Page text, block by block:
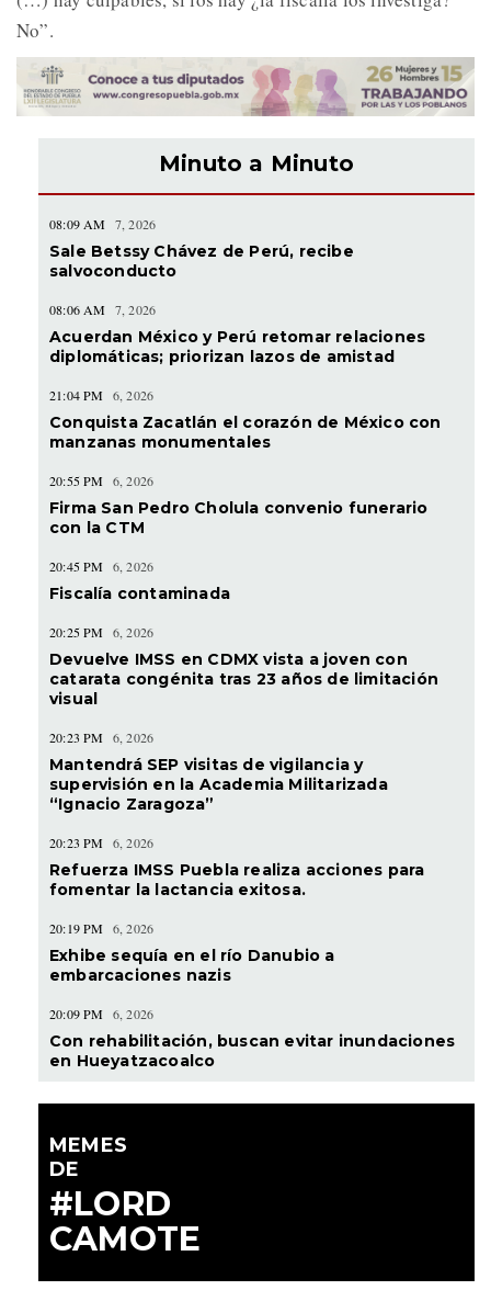
No”.
Minuto a Minuto
08:09 AM 7, 2026
Sale Betssy Chávez de Perú, recibe
salvoconducto
08:06 AM 7, 2026
Acuerdan México y Perú retomar relaciones
diplomáticas; priorizan lazos de amistad
21:04 PM 6, 2026
Conquista Zacatlán el corazón de México con
manzanas monumentales
20:55 PM 6, 2026
Firma San Pedro Cholula convenio funerario
con la CTM
20:45 PM 6, 2026
Fiscalía contaminada
20:25 PM 6, 2026
Devuelve IMSS en CDMX vista a joven con
catarata congénita tras 23 años de limitación
visual
20:23 PM 6, 2026
Mantendrá SEP visitas de vigilancia y
supervisión en la Academia Militarizada
“Ignacio Zaragoza”
20:23 PM 6, 2026
Refuerza IMSS Puebla realiza acciones para
fomentar la lactancia exitosa.
20:19 PM 6, 2026
Exhibe sequía en el río Danubio a
embarcaciones nazis
20:09 PM 6, 2026
Con rehabilitación, buscan evitar inundaciones
en Hueyatzacoalco
MEMES
DE
#LORD
CAMOTE